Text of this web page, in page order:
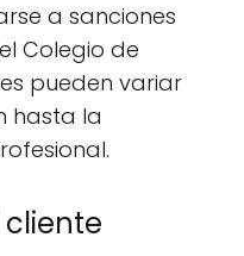
a sanciones
Colegio de
pueden variar
hasta la
cliente